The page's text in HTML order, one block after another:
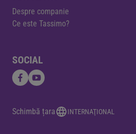
Despre companie
Ce este Tassimo?
SOCIAL
Schimbă țara INTERNAŢIONAL